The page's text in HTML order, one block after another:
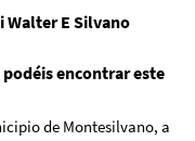
Walter E Silvano
encontrar este
de Montesilvano, a